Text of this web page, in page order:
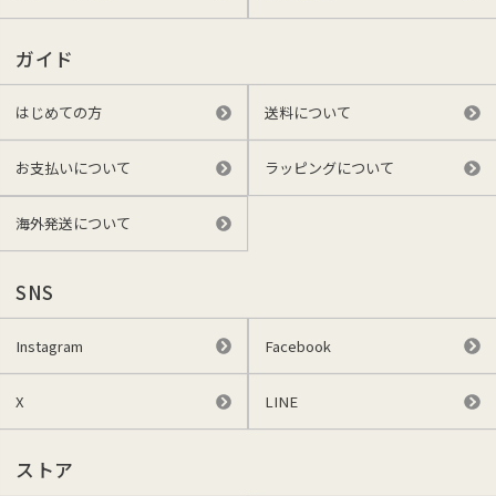
ガイド
はじめての方 送料について
お支払いについて ラッピングについて
海外発送について
SNS
Instagram Facebook
X LINE
ストア